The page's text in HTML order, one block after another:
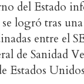
del Estado
logró tras
entre el
de Sanidad
Estados